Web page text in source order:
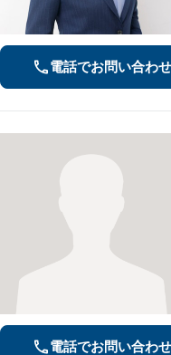
電話でお問い合わせ
電話でお問い合わせ